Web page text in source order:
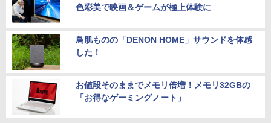
色彩美で映画＆ゲームが極上体験に
鳥肌ものの「DENON HOME」サウンドを体感
した！
お値段そのままでメモリ倍増！メモリ32GBの
「お得なゲーミングノート」